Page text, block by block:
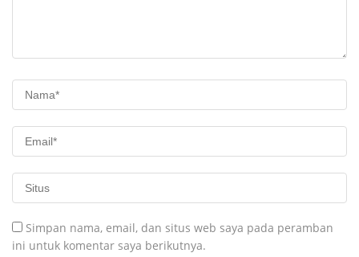
Simpan nama, email, dan situs web saya pada peramban
ini untuk komentar saya berikutnya.